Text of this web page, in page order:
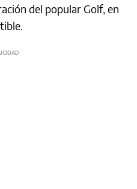
del popular Golf, en